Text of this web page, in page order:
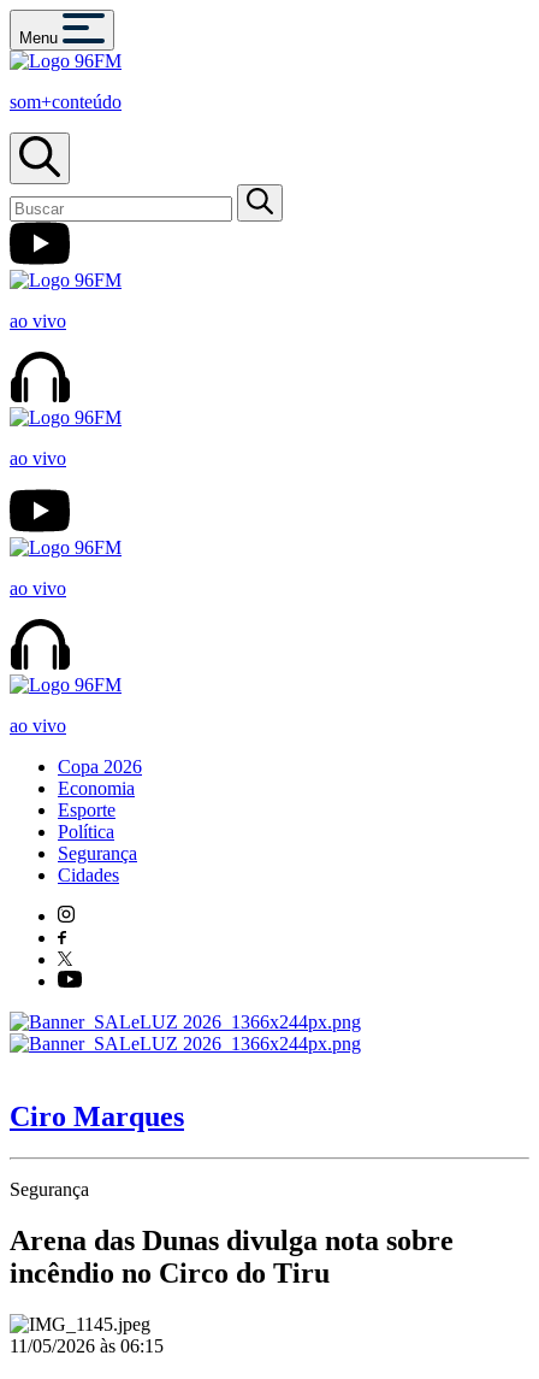
Menu
som+conteúdo
ao vivo
ao vivo
ao vivo
ao vivo
Copa 2026
Economia
Esporte
Política
Segurança
Cidades
Ciro Marques
Segurança
Arena das Dunas divulga nota sobre
incêndio no Circo do Tiru
11/05/2026 às 06:15